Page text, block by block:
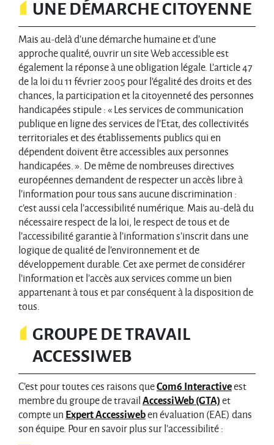
UNE DÉMARCHE CITOYENNE
Mais au-delà d’une démarche humaine et d’une
approche qualité, ouvrir un site Web accessible est
également la réponse à une obligation légale. L’article 47
de la loi du 11 février 2005 pour l’égalité des droits et des
chances, la participation et la citoyenneté des personnes
handicapées stipule : « Les services de communication
publique en ligne des services de l’Etat, des collectivités
territoriales et des établissements publics qui en
dépendent doivent être accessibles aux personnes
handicapées. ». De même de nombreuses directives
européennes demandent de respecter un accès libre à
l’information pour tous sans aucune discrimination :
c’est aussi cela l’accessibilité numérique. Mais au-delà du
nécessaire respect de la loi, le respect de tous et de
l’accessibilité garantie à l’information s’inscrit dans une
logique de qualité de l’environnement et de
développement durable. Cet axe permet de considérer
l’information et l’accès aux services comme un bien
appartenant à tous et par conséquent à la disposition de
tous.
GROUPE DE TRAVAIL
ACCESSIWEB
C’est pour toutes ces raisons queCom6 Interactiveest
membre du groupe de travail AccessiWeb (GTA) et
compte un Expert Accessiweben évaluation (EAE) dans
son équipe. Pour en savoir plus sur l’accessibilité :